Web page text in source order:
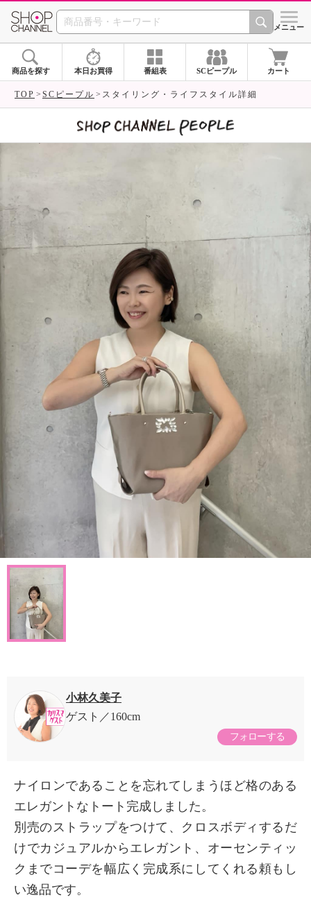
SHOP CHANNEL シメニュー
商品を探す 本日お買得 番組表 SCピープル カート
TOP SCピープル スタイリング・ライフスタイル詳細
小林久美子
ゲスト
160cm
フォローする
ナイロンであることを忘れてしまうほど格のある
エレガントなトート完成しました。
別売のストラップをつけて、クロスボディするだ
けでカジュアルからエレガント、オーセンティッ
クまでコーデを幅広く完成系にしてくれる頼もし
い逸品です。